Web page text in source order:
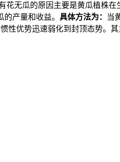
花无瓜的原因主要是黄瓜植株在
产量和收益。 具体方法为：
当
优势迅速弱化到封顶态势。